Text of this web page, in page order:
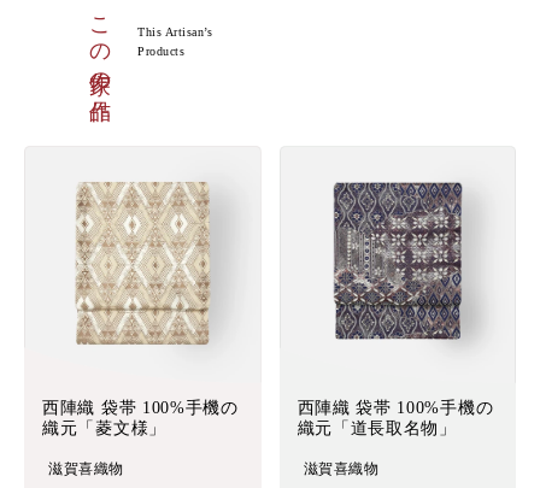
この作家の作品
This Artisan’s
Products
西陣織 袋帯 100%手機の
織元「菱文様」
滋賀喜織物
西陣織 袋帯 100%手機の
織元「道長取名物」
滋賀喜織物